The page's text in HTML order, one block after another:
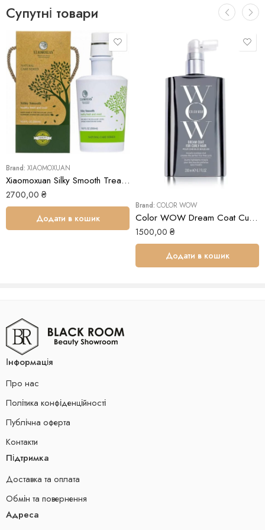
Супутні товари
Brand: XIAOMOXUAN
Xiaomoxuan Silky Smooth Treatment Маска для волосся чайне дерево
2700,00 ₴
Додати в кошик
Brand: COLOR WOW
Color WOW Dream Coat Curly Hair спрей для моделювання локонів
1500,00 ₴
Додати в кошик
Інформація
Про нас
Політика конфіденційності
Публічна оферта
Контакти
Підтримка
Доставка та оплата
Обмін та повернення
Адреса